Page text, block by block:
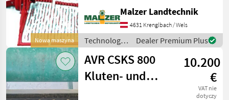
Nowa maszyna
. . Dreipunktanbau . .
geteilte Schare . .
Scheibenseche und
Stahllaufräder
höhenverstellbar . . war
Malzer Landtechnik
4631 Krenglbach / Wels
Technologia
ziemniaczana
/ Tehnos
Dealer Premium Plus
AVR CSKS 800
Kluten- und
10.200
€
VAT nie
dotyczy